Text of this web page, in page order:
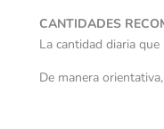
CANTIDADES
La cantidad diaria
De manera